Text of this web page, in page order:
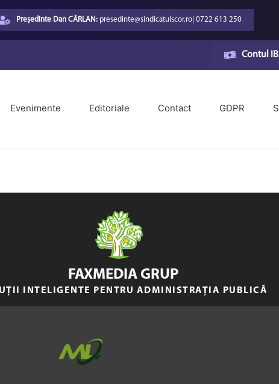
Președinte Dan CÂRLAN:presedinte@sindicatulscor.ro| 0722 613 250
Contul
Evenimente Editoriale Contact GDPR
FAXMEDIA GRUP
INTELIGENTE PENTRU ADMINISTRAȚIA PUBLICĂ